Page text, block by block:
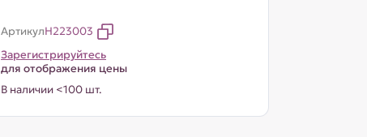
АртикулH223003
Зарегистрируйтесь
для отображения цены
В наличии <100 шт.